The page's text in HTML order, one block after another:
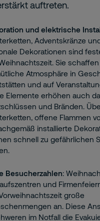
auftreten.
und elektrische
Adventskränze
Dekorationen sind
Sie
Atmosphäre in
und auf
Elemente erhöhen auch
und Bränden.
offene Flammen
installierte
schnell zu gefährlichen
Besucherzahlen:
und
große
an. Diese
im Notfall die